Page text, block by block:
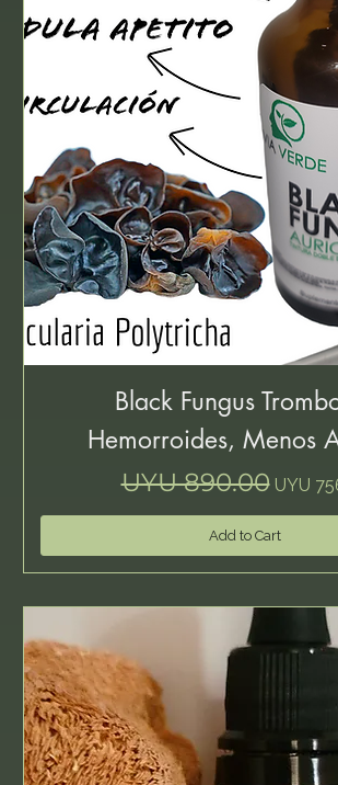
Black Fungus
Hemorroides, Menos
Regular Price
UYU 890.00 Sale
UYU
Add to Cart